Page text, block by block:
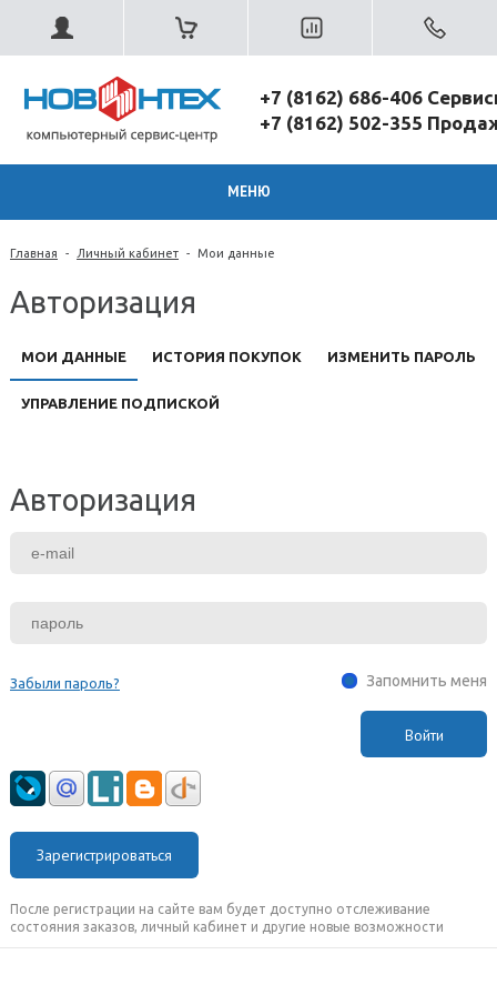
+7 (8162) 686-406
+7 (8162) 502-355
МЕНЮ
Главная - Личный кабинет - Мои данные
Авторизация
МОИ ДАННЫЕ ИСТОРИЯ ПОКУПОК ИЗМЕНИТЬ ПАРОЛЬ
УПРАВЛЕНИЕ ПОДПИСКОЙ
Авторизация
Забыли пароль? Запомнить меня
Зарегистрироваться
После регистрации на сайте вам будет доступно отслеживание
состояния заказов, личный кабинет и другие новые возможности